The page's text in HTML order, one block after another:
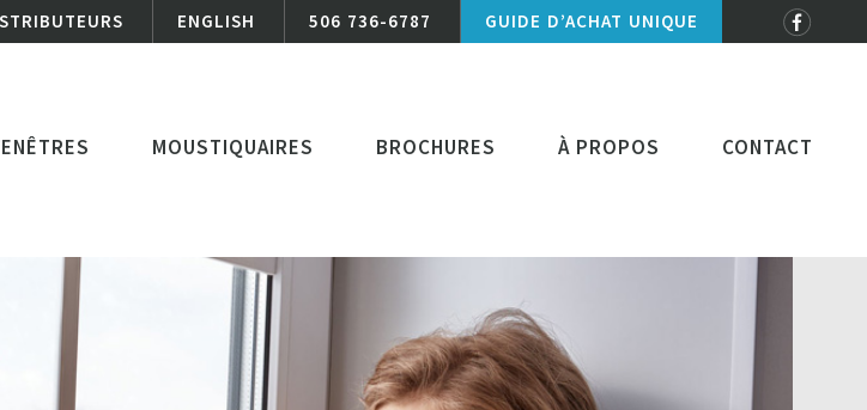
ENGLISH 506 736-6787 GUIDE D’ACHAT UNIQUE
MOUSTIQUAIRES BROCHURES À PROPOS CONTACT